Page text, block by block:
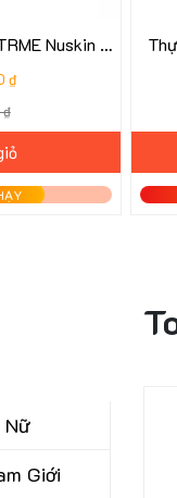
Nuskin -
₫
₫
Nữ
Giới